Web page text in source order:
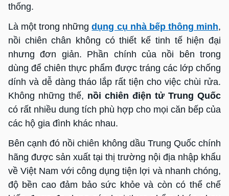
thống.
Là một trong những dụng cụ nhà bếp thông minh,
nồi chiên chân không có thiết kế tinh tế hiện đại
nhưng đơn giản. Phần chính của nồi bên trong
dùng để chiên thực phẩm được tráng các lớp chống
dính và dễ dàng tháo lắp rất tiện cho việc chùi rửa.
Không những thế, nồi chiên điện tử Trung Quốc
có rất nhiều dung tích phù hợp cho mọi căn bếp của
các hộ gia đình khác nhau.
Bên cạnh đó nồi chiên không dầu Trung Quốc chính
hãng được sản xuất tại thị trường nội địa nhập khẩu
về Việt Nam với công dụng tiện lợi và nhanh chóng,
độ bền cao đảm bảo sức khỏe và còn có thể chế